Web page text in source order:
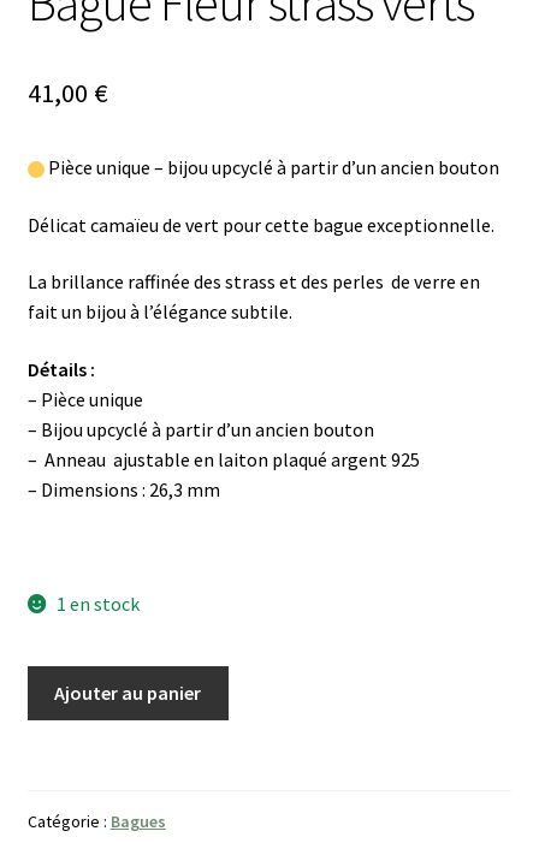
41,00 €
Pièce unique – bijou upcyclé à partir d’un ancien bouton
Délicat camaïeu de vert pour cette bague exceptionnelle.
La brillance raffinée des strass et des perles de verre en
fait un bijou à l’élégance subtile.
Détails :
– Pièce unique
– Bijou upcyclé à partir d’un ancien bouton
– Anneau ajustable en laiton plaqué argent 925
– Dimensions : 26,3 mm
1 en stock
verts
Ajouter au panier
Catégorie : Bagues